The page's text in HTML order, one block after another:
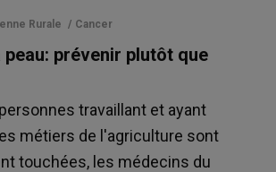
Rurale / Cancer
peau: prévenir plutôt que
travaillant et ayant
métiers de l'agriculture sont
touchées, les médecins du